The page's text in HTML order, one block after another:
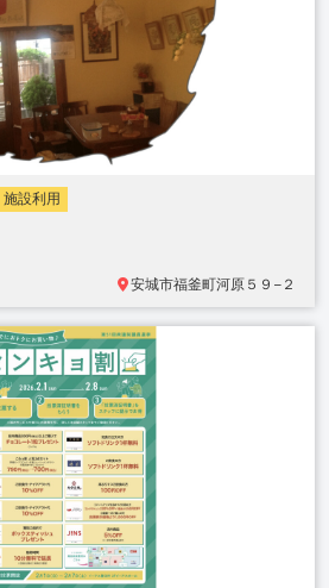
施設利用
安城市福釜町河原５９−２